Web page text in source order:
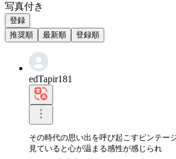
写真付き
登録
推奨順
最新順 登録順
edTapir181
その時代の思い出を呼び起こすビンテー
見ていると心が温まる感性が感じられ